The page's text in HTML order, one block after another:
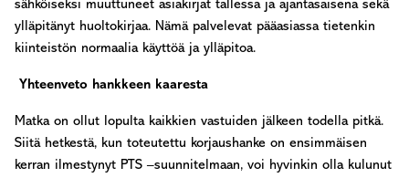
sähköiseksi muuttuneet asiakirjat tallessa ja ajantasaisena sekä
ylläpitänyt huoltokirjaa. Nämä palvelevat pääasiassa tietenkin
kiinteistön normaalia käyttöä ja ylläpitoa.
Yhteenveto hankkeen kaaresta
Matka on ollut lopulta kaikkien vastuiden jälkeen todella pitkä.
Siitä hetkestä, kun toteutettu korjaushanke on ensimmäisen
kerran ilmestynyt PTS –suunnitelmaan, voi hyvinkin olla kulunut